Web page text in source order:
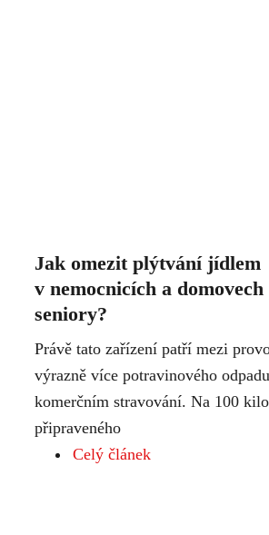
Jak omezit plýtvání jídlem
v nemocnicích a
seniory?
Právě tato zařízení patří mezi
výrazně více potravinového
komerčním stravování. Na 100
připraveného
Celý článek